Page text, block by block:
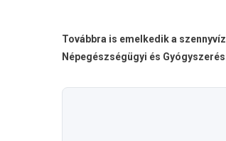
Továbbra is emelkedik a
Népegészségügyi és